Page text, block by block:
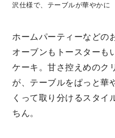
沢仕様で、テーブルが華やかに
ホームパーティーなどの
オーブンもトースターも
ケーキ。甘さ控えめのク
が、テーブルをぱっと華
くって取り分けるスタイ
ちん。